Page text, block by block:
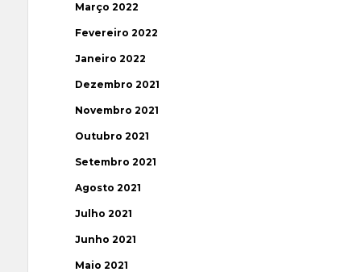
Março 2022
Fevereiro 2022
Janeiro 2022
Dezembro 2021
Novembro 2021
Outubro 2021
Setembro 2021
Agosto 2021
Julho 2021
Junho 2021
Maio 2021